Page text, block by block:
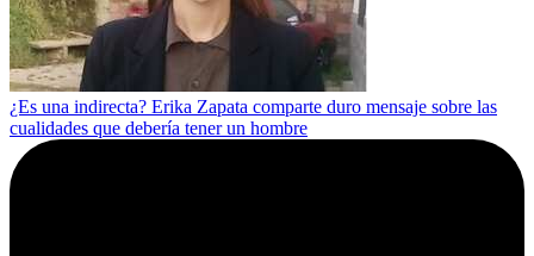
¿Es una indirecta? Erika Zapata comparte duro mensaje sobre las
cualidades que debería tener un hombre